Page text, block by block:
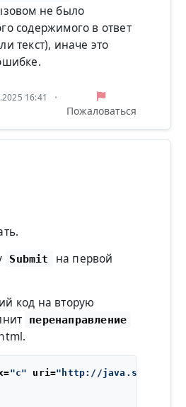
не было
содержимого в ответ
текст), иначе это
16:41 •
Пожаловаться
Submit
на первой
код на вторую
перенаправление
"c" uri="http://